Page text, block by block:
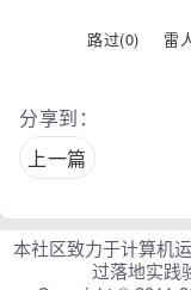
路过(0) 雷
分享到：
上一篇
本社区致力于计算机
过落地实践